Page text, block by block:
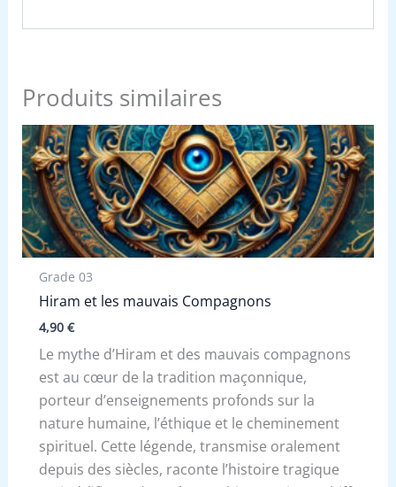
Produits similaires
Grade 03
Hiram et les mauvais Compagnons
4,90 €
Le mythe d’Hiram et des mauvais compagnons
est au cœur de la tradition maçonnique,
porteur d’enseignements profonds sur la
nature humaine, l’éthique et le cheminement
spirituel. Cette légende, transmise oralement
depuis des siècles, raconte l’histoire tragique